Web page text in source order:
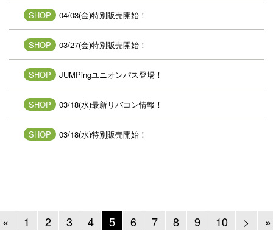
SHOP 04/03(金)特別販売開始！
SHOP 03/27(金)特別販売開始！
SHOP JUMPingユニオンパス登場！
SHOP 03/18(水)最新リバコン情報！
SHOP 03/18(水)特別販売開始！
«Previous
1 2 3 4 5 6 7 8 9 10 > Next
»